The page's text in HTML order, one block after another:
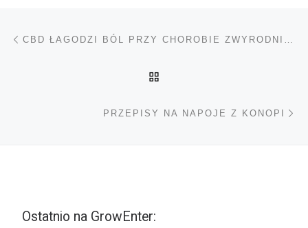
Nawigacja wpisu
PRZEPISY NA NAPOJE Z KONOPI
Ostatnio na GrowEnter: